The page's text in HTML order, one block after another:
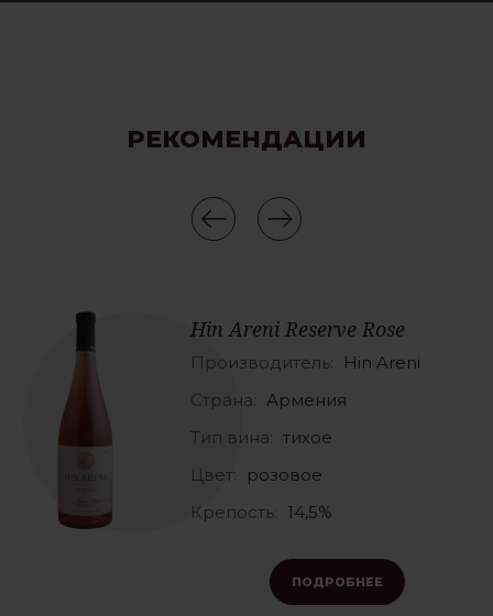
РЕКОМЕНДАЦИИ
Hin Areni Reserve Rose
Производитель:
Hin Areni
Страна: Армения
Тип вина: тихое
Цвет:
розовое
Крепость: 14,5%
ПОДРОБНЕЕ